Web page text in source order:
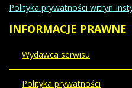
Polityka prywatności witryn
INFORMACJE PRAWNE
Wydawca serwisu
Polityka prywatności